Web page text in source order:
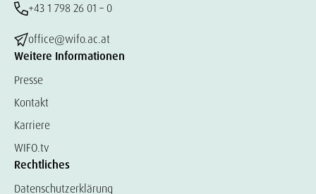
+43 1 798 26 01 – 0
office@wifo.ac.at
Weitere Informationen
Presse
Kontakt
Karriere
WIFO.tv
Rechtliches
Datenschutzerklärung